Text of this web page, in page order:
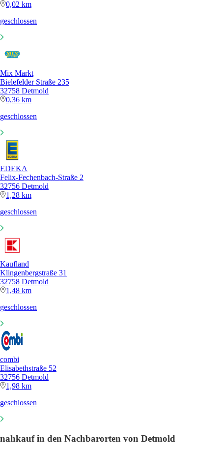
0,02 km
geschlossen
Mix Markt
Bielefelder Straße 235
32758 Detmold
0,36 km
geschlossen
EDEKA
Felix-Fechenbach-Straße 2
32756 Detmold
1,28 km
geschlossen
Kaufland
Klingenbergstraße 31
32758 Detmold
1,48 km
geschlossen
combi
Elisabethstraße 52
32756 Detmold
1,98 km
geschlossen
nahkauf in den Nachbarorten von Detmold